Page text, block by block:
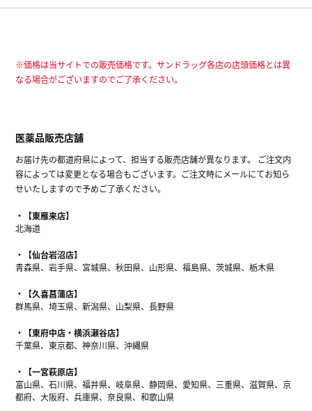
※価格は当サイトでの販売価格です。サンドラッグ各店の店頭価格とは異
なる場合がございますのでご了承ください。
医薬品販売店舗
お届け先の都道府県によって、担当する販売店舗が異なります。 ご注文内
容によっては変更となる場合もございます。ご注文時にメールにてお知ら
せいたしますので予めご了承ください。
【東雁来店】
北海道
【仙台岩沼店】
青森県、岩手県、宮城県、秋田県、山形県、福島県、茨城県、栃木県
【久喜菖蒲店】
群馬県、埼玉県、新潟県、山梨県、長野県
【東府中店・横浜瀬谷店】
千葉県、東京都、神奈川県、沖縄県
【一宮萩原店】
富山県、石川県、福井県、岐阜県、静岡県、愛知県、三重県、滋賀県、京
都府、大阪府、兵庫県、奈良県、和歌山県